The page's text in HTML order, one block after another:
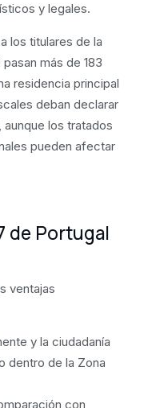
y legales.
los titulares de la
más de 183
residencia principal
deban declarar
los tratados
pueden afectar
de Portugal
ventajas
y la ciudadanía
dentro de la Zona
con